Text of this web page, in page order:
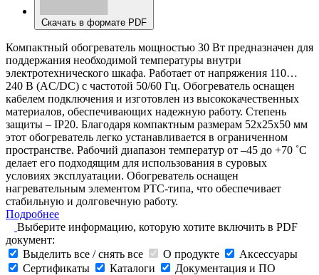
Скачать в формате PDF
Компактный обогреватель мощностью 30 Вт предназначен для
поддержания необходимой температуры внутри
электротехнического шкафа. Работает от напряжения 110…
240 В (AC/DC) с частотой 50/60 Гц. Обогреватель оснащен
кабелем подключения и изготовлен из высококачественных
материалов, обеспечивающих надежную работу. Степень
защиты – IP20. Благодаря компактным размерам 52x25x50 мм
этот обогреватель легко устанавливается в ограниченном
пространстве. Рабочий диапазон температур от –45 до +70 ˚C
делает его подходящим для использования в суровых
условиях эксплуатации. Обогреватель оснащен
нагревательным элементом РТС-типа, что обеспечивает
стабильную и долговечную работу.
Подробнее
Выберите информацию, которую хотите включить в PDF
документ:
Выделить все / снять все
О продукте
Аксессуары
Сертификаты
Каталоги Документация и ПО